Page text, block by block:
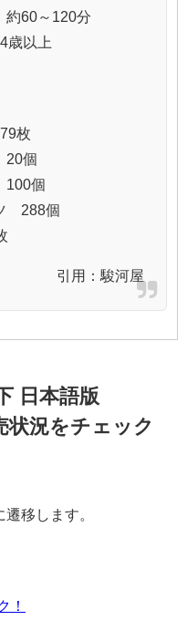
約60～120分
歳以上
枚
20個
個
288個
引用： 駿河屋
日本語版
状況をチェック
移します。
！